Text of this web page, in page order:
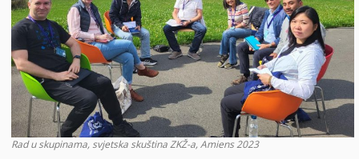
Rad u skupinama, svjetska skuština ZKŽ-a, Amiens 2023